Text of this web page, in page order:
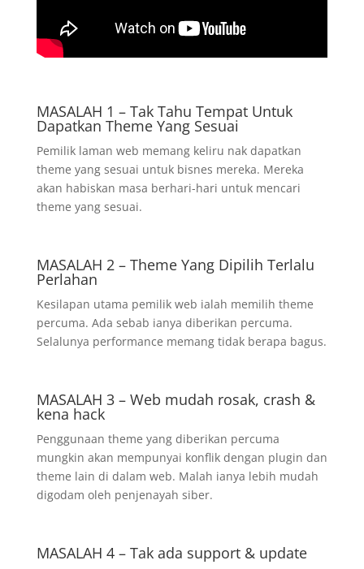
MASALAH 1 – Tak Tahu Tempat Untuk
Dapatkan Theme Yang Sesuai
Pemilik laman web memang keliru nak dapatkan
theme yang sesuai untuk bisnes mereka. Mereka
akan habiskan masa berhari-hari untuk mencari
theme yang sesuai.
MASALAH 2 – Theme Yang Dipilih Terlalu
Perlahan
Kesilapan utama pemilik web ialah memilih theme
percuma. Ada sebab ianya diberikan percuma.
Selalunya performance memang tidak berapa bagus.
MASALAH 3 – Web mudah rosak, crash &
kena hack
Penggunaan theme yang diberikan percuma
mungkin akan mempunyai konflik dengan plugin dan
theme lain di dalam web. Malah ianya lebih mudah
digodam oleh penjenayah siber.
MASALAH 4 – Tak ada support & update